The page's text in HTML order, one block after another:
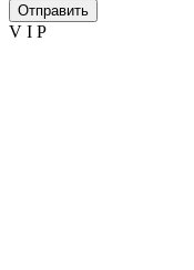
Отправить
V I P